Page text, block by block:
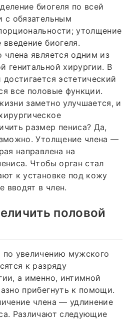
биогеля по всей
с обязательным
утолщение
биогеля.
члена является одним из
генитальной хирургии. В
достигается эстетический
все половые функции.
заметно улучшается, и
размер пениса? Да,
Утолщение члена —
направлена на
Чтобы орган стал
к установке под кожу
вводят в член.
половой
по увеличению мужского
к разряду
а именно, интимной
прибегнуть к помощи.
члена — удлинение
Различают следующие